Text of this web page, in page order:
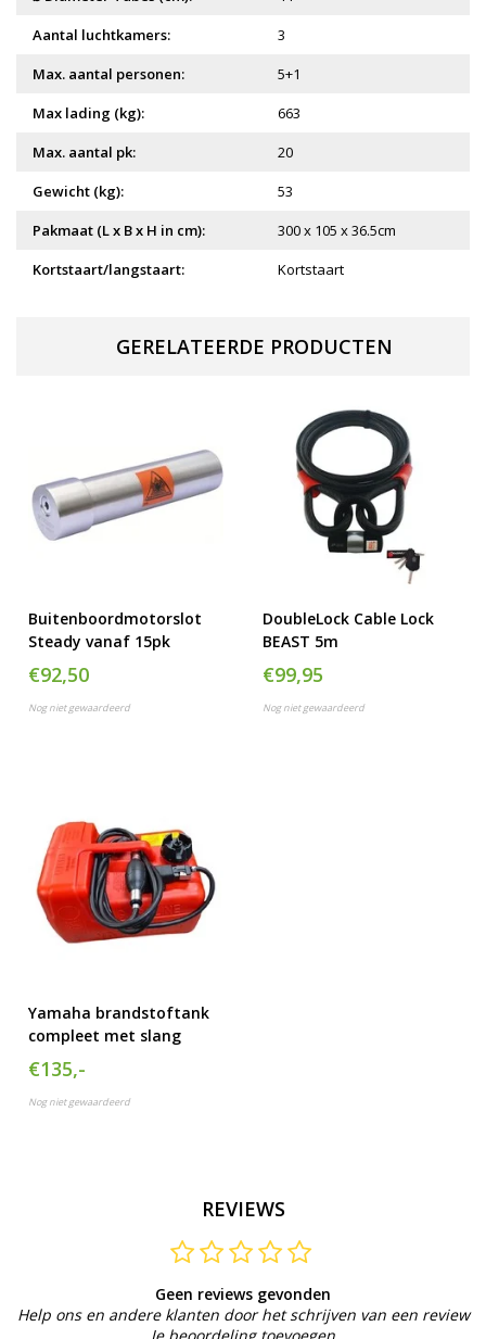
Aantal luchtkamers:
3
Max. aantal personen:
5+1
Max lading (kg):
663
Max. aantal pk:
20
Gewicht (kg):
53
Pakmaat (L x B x H in cm):
300 x 105 x 36.5cm
Kortstaart/langstaart:
Kortstaart
GERELATEERDE PRODUCTEN
Buitenboordmotorslot
Steady vanaf 15pk
€92,50
Nog niet gewaardeerd
DoubleLock Cable Lock
BEAST 5m
€99,95
Nog niet gewaardeerd
Yamaha brandstoftank
compleet met slang
€135,-
Nog niet gewaardeerd
REVIEWS
Geen reviews gevonden
Help ons en andere klanten door het schrijven van een review
Je beoordeling toevoegen